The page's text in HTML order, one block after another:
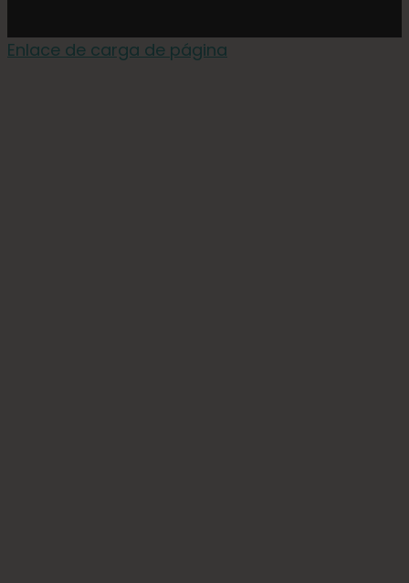
Enlace de carga de página